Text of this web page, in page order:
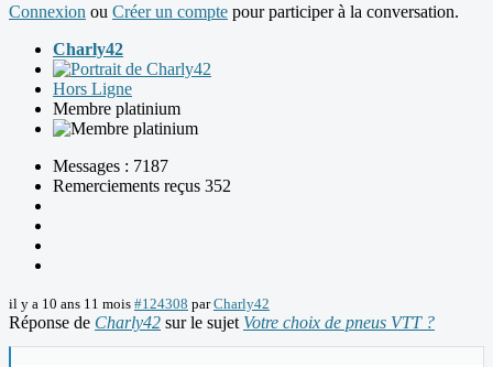
Connexion ou Créer un compte pour participer à la conversation.
Charly42
Hors Ligne
Membre platinium
Messages : 7187
Remerciements reçus 352
il y a 10 ans 11 mois #124308 parCharly42
Réponse de Charly42 sur le sujet Votre choix de pneus VTT ?